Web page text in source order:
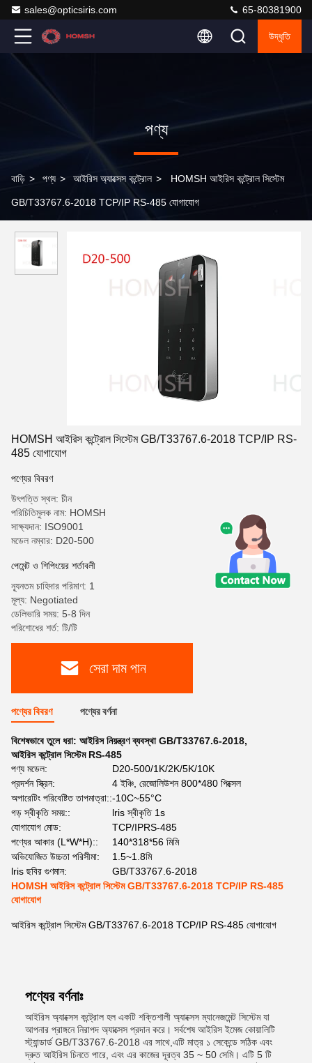
sales@opticsiris.com 65-80381900
উদ্ধৃতি
পণ্য
বাড়ি > পণ্য > আইরিস অ্যাক্সেস কন্ট্রোল > HOMSH আইরিস কন্ট্রোল সিস্টেম
GB/T33767.6-2018 TCP/IP RS-485 যোগাযোগ
HOMSH আইরিস কন্ট্রোল সিস্টেম GB/T33767.6-2018 TCP/IP RS-
485 যোগাযোগ
পণ্যের বিবরণ
উৎপত্তি স্থল: চীন
পরিচিতিমুলক নাম: HOMSH
সাক্ষ্যদান: ISO9001
মডেল নম্বার: D20-500
পেমেন্ট ও শিপিংয়ের শর্তাবলী
ন্যূনতম চাহিদার পরিমাণ: 1
মূল্য: Negotiated
ডেলিভারি সময়: 5-8 দিন
পরিশোধের শর্ত: টি/টি
সেরা দাম পান
পণ্যের বিবরণ পণ্যের বর্ণনা
বিশেষভাবে তুলে ধরা: আইরিস নিয়ন্ত্রণ ব্যবস্থা GB/T33767.6-2018,
আইরিস কন্ট্রোল সিস্টেম RS-485
পণ্য মডেল:
D20-500/1K/2K/5K/10K
প্রদর্শন স্ক্রিন:
4 ইঞ্চি, রেজোলিউশন 800*480 পিক্সেল
অপারেটিং পরিবেষ্টিত তাপমাত্রা::-10C~55°C
গড় স্বীকৃতি সময়::
lris স্বীকৃতি 1s
যোগাযোগ মোড:
TCP/IPRS-485
পণ্যের আকার (L*W*H)::
140*318*56 মিমি
অভিযোজিত উচ্চতা পরিসীমা:
1.5~1.8মি
lris ছবির গুণমান:
GB/T33767.6-2018
HOMSH আইরিস কন্ট্রোল সিস্টেম GB/T33767.6-2018 TCP/IP RS-485
যোগাযোগ
আইরিস কন্ট্রোল সিস্টেম GB/T33767.6-2018 TCP/IP RS-485 যোগাযোগ
পণ্যের বর্ণনাঃ
আইরিস অ্যাক্সেস কন্ট্রোল হল একটি শক্তিশালী অ্যাক্সেস ম্যানেজমেন্ট সিস্টেম যা
আপনার প্রাঙ্গনে নিরাপদ অ্যাক্সেস প্রদান করে। সর্বশেষ আইরিস ইমেজ কোয়ালিটি
স্ট্যান্ডার্ড GB/T33767.6-2018 এর সাথে,এটি মাত্র ১ সেকেন্ডে সঠিক এবং
দ্রুত আইরিস চিনতে পারে, এবং এর কাজের দূরত্ব 35 ~ 50 সেমি। এটি 5 টি